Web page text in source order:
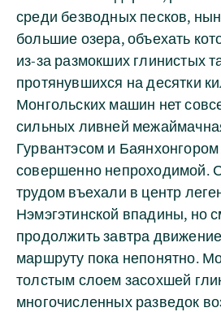
среди безводных песков,
большие озера, объехать
из-за размокших глинистых
протянувшихся на десятки
Монгольских машин нет
сильных ливней
Гурвантэсом и
совершенно непроходимой.
трудом въехали в центр
Нэмэгэтинской впадины, но
продолжить завтра
маршруту пока непонятно.
толстым слоем засохшей
многочисленных разведок